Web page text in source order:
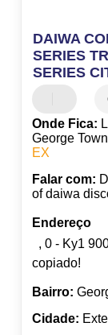
DAIWA
SERIES
SERIES
Onde Fica:
George Town
EX
Falar com:
of daiwa
Endereço
, 0 - Ky1
copiado!
Bairro:
Cidade: